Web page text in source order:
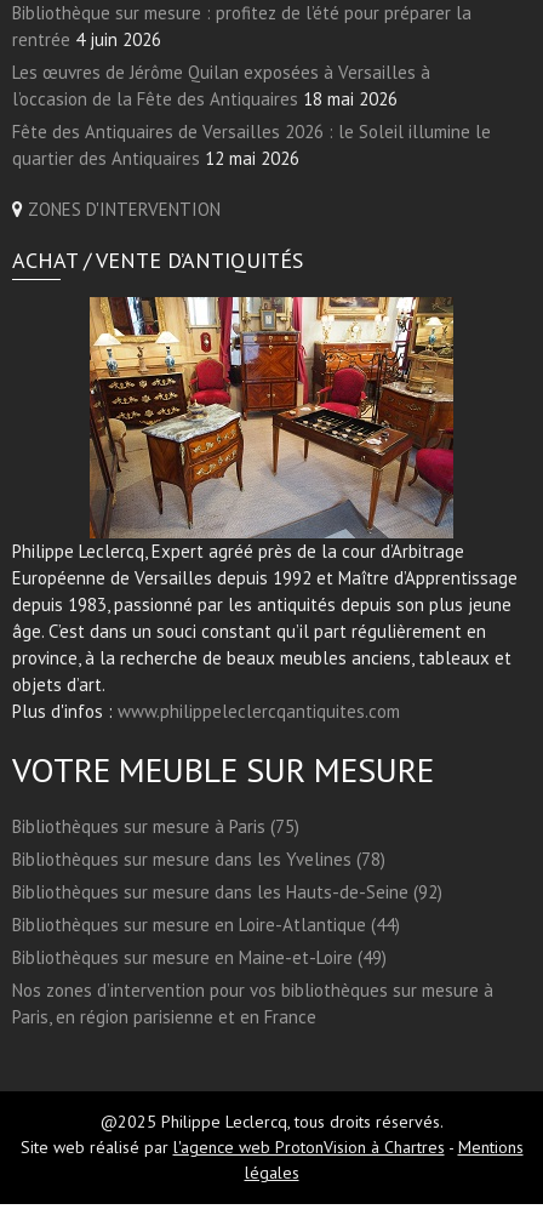
Bibliothèque sur mesure : profitez de l’été pour préparer la
rentrée 4 juin 2026
Les œuvres de Jérôme Quilan exposées à Versailles à
l’occasion de la Fête des Antiquaires 18 mai 2026
Fête des Antiquaires de Versailles 2026 : le Soleil illumine le
quartier des Antiquaires 12 mai 2026
ZONES D'INTERVENTION
ACHAT / VENTE D’ANTIQUITÉS
Philippe Leclercq, Expert agréé près de la cour d’Arbitrage
Européenne de Versailles depuis 1992 et Maître d’Apprentissage
depuis 1983, passionné par les antiquités depuis son plus jeune
âge. C’est dans un souci constant qu’il part régulièrement en
province, à la recherche de beaux meubles anciens, tableaux et
objets d’art.
Plus d'infos : www.philippeleclercqantiquites.com
VOTRE MEUBLE SUR MESURE
Bibliothèques sur mesure à Paris (75)
Bibliothèques sur mesure dans les Yvelines (78)
Bibliothèques sur mesure dans les Hauts-de-Seine (92)
Bibliothèques sur mesure en Loire-Atlantique (44)
Bibliothèques sur mesure en Maine-et-Loire (49)
Nos zones d’intervention pour vos bibliothèques sur mesure à
Paris, en région parisienne et en France
@2025 Philippe Leclercq, tous droits réservés.
Site web réalisé par l'agence web ProtonVision à Chartres - Mentions
légales